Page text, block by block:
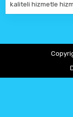
kaliteli hizmetle